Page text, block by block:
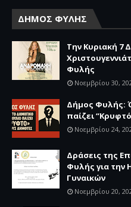
ΔΗΜΟΣ ΦΥΛΗΣ
Την Κυριακή 7
Φυλής
Νοεμβρίου 30,
Δήμος Φυλής:
παίζει
Νοεμβρίου 24,
Δράσεις της
Φυλής για την
Γυναικών
Νοεμβρίου 20,